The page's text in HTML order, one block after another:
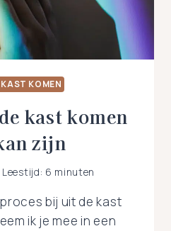
KOMEN
kast komen
zijn
Leestijd: 6 minuten
bij uit de kast
ik je mee in een